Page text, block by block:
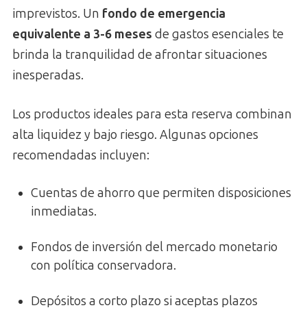
imprevistos. Un fondo de emergencia
equivalente a 3-6 meses de gastos esenciales te
brinda la tranquilidad de afrontar situaciones
inesperadas.
Los productos ideales para esta reserva combinan
alta liquidez y bajo riesgo. Algunas opciones
recomendadas incluyen:
Cuentas de ahorro que permiten disposiciones
inmediatas.
Fondos de inversión del mercado monetario
con política conservadora.
Depósitos a corto plazo si aceptas plazos